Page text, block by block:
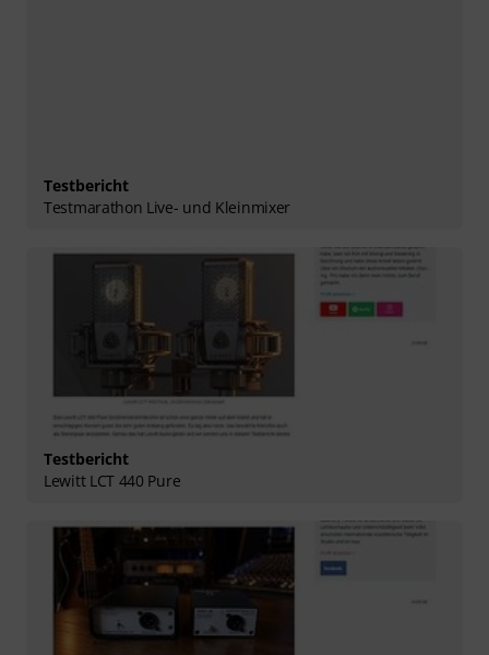
Testbericht
Testmarathon Live- und Kleinmixer
Testbericht
Lewitt LCT 440 Pure